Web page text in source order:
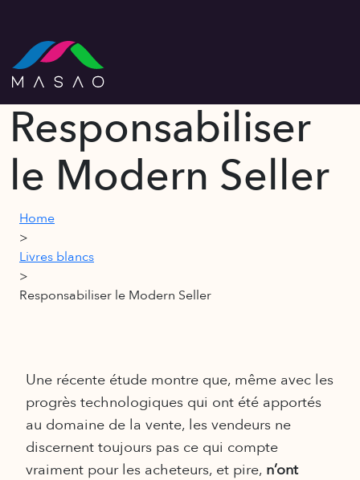
Responsabiliser
le Modern Seller
Home
>
Livres blancs
>
Responsabiliser le Modern Seller
Une récente étude montre que, même avec les
progrès technologiques qui ont été apportés
au domaine de la vente, les vendeurs ne
discernent toujours pas ce qui compte
vraiment pour les acheteurs, et pire, n’ont